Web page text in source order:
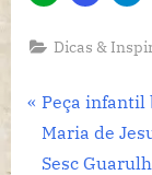
Dicas &
de
P
r
e
Peça infantil
Maria de
Sesc